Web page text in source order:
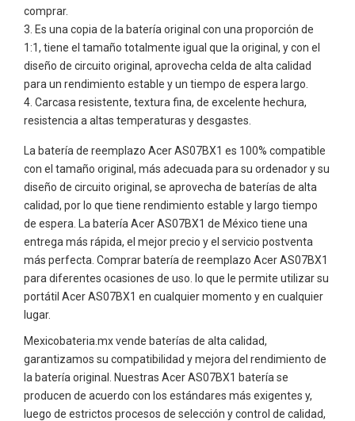
comprar.
Es una copia de la batería original con una proporción de
1:1, tiene el tamaño totalmente igual que la original, y con el
diseño de circuito original, aprovecha celda de alta calidad
para un rendimiento estable y un tiempo de espera largo.
Carcasa resistente, textura fina, de excelente hechura,
resistencia a altas temperaturas y desgastes.
La batería de reemplazo Acer AS07BX1 es 100% compatible
con el tamaño original, más adecuada para su ordenador y su
diseño de circuito original, se aprovecha de baterías de alta
calidad, por lo que tiene rendimiento estable y largo tiempo
de espera. La batería Acer AS07BX1 de México tiene una
entrega más rápida, el mejor precio y el servicio postventa
más perfecta. Comprar batería de reemplazo Acer AS07BX1
para diferentes ocasiones de uso. lo que le permite utilizar su
portátil Acer AS07BX1 en cualquier momento y en cualquier
lugar.
Mexicobateria.mx vende baterías de alta calidad,
garantizamos su compatibilidad y mejora del rendimiento de
la batería original. Nuestras Acer AS07BX1 batería se
producen de acuerdo con los estándares más exigentes y,
luego de estrictos procesos de selección y control de calidad,